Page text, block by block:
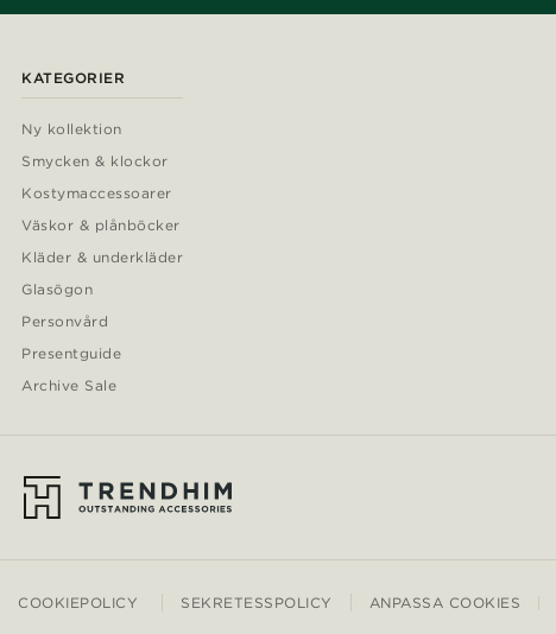
KATEGORIER
Ny kollektion
Smycken & klockor
Kostymaccessoarer
Väskor & plånböcker
Kläder & underkläder
Glasögon
Personvård
Presentguide
Archive Sale
COOKIEPOLICY SEKRETESSPOLICY ANPASSA COOKIES